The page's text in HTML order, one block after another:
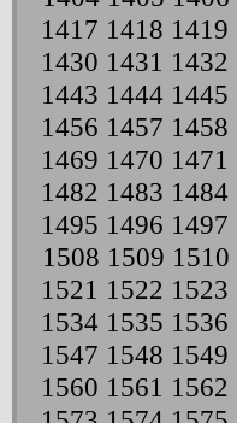
1417 1418 1419
1430 1431 1432
1443 1444 1445
1456 1457 1458
1469 1470 1471
1482 1483 1484
1495 1496 1497
1508 1509 1510
1521 1522 1523
1534 1535 1536
1547 1548 1549
1560 1561 1562